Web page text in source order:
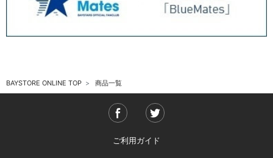
BAYSTORE ONLINE TOP 商品一覧
ご利用ガイド